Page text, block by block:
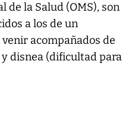
de la Salud (OMS), son
a los de un
acompañados de
disnea (dificultad para